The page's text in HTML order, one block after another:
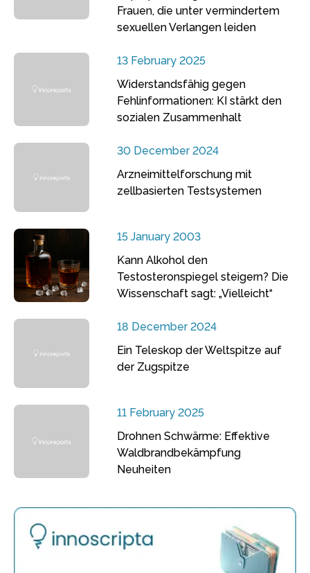
Frauen, die unter vermindertem
sexuellen Verlangen leiden
13 February 2025
Widerstandsfähig gegen
Fehlinformationen: KI stärkt den
sozialen Zusammenhalt
30 December 2024
Arzneimittelforschung mit
zellbasierten Testsystemen
15 January 2003
Kann Alkohol den
Testosteronspiegel steigern? Die
Wissenschaft sagt: „Vielleicht“
18 December 2024
Ein Teleskop der Weltspitze auf
der Zugspitze
11 February 2025
Drohnen Schwärme: Effektive
Waldbrandbekämpfung
Neuheiten